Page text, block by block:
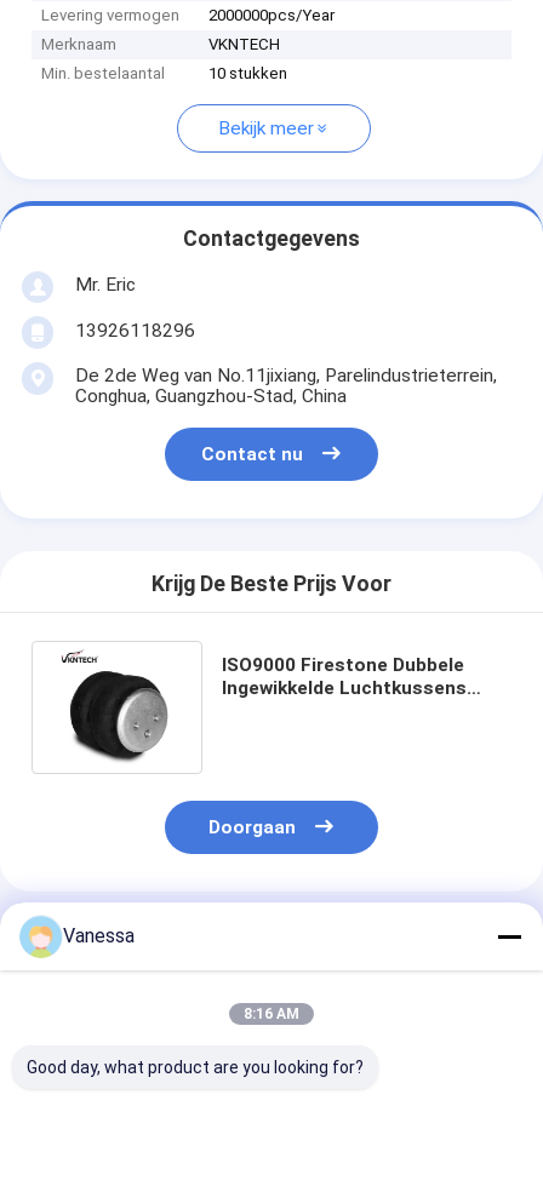
Levering vermogen
2000000pcs/Year
Merknaam
VKNTECH
Min. bestelaantal
10 stukken
Bekijk meer
Contactgegevens
Mr. Eric
13926118296
De 2de Weg van No.11jixiang, Parelindustrieterrein,
Conghua, Guangzhou-Stad, China
Contact nu
Krijg De Beste Prijs Voor
ISO9000 Firestone Dubbele
Ingewikkelde Luchtkussens
Doorgaan
Geadviseerde Producten
Vanessa
8:16 AM
Good day, what product are you looking for?